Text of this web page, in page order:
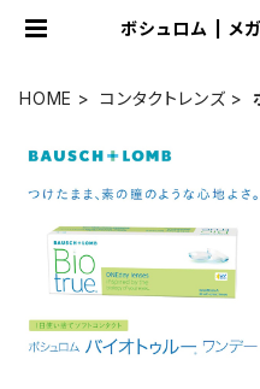
ボシュロム | メ
HOME コンタクトレンズ